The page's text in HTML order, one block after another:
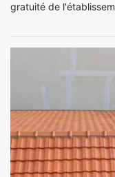
gratuité de